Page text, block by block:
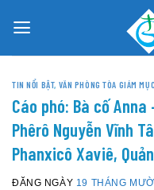
TIN NỔI BẬT, VĂN PHÒNG TÒA GIÁM MỤC
Cáo phó: Bà cố
Phêrô Nguyễn Vĩnh
Phanxicô Xaviê,
ĐĂNG NGÀY 19 THÁNG